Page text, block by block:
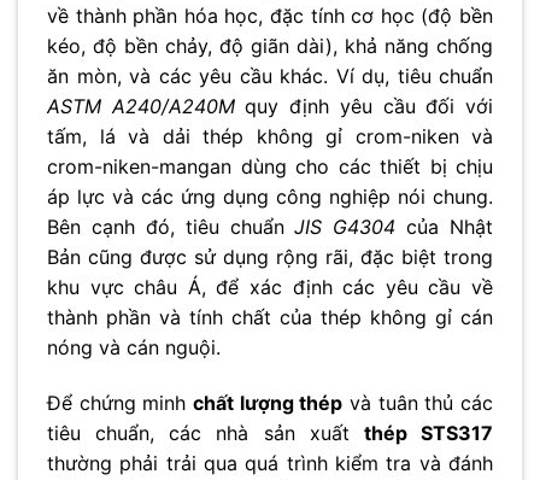
về thành phần hóa học, đặc tính cơ học (độ bền
kéo, độ bền chảy, độ giãn dài), khả năng chống
ăn mòn, và các yêu cầu khác. Ví dụ, tiêu chuẩn
ASTM A240/A240Mquy định yêu cầu đối với
tấm, lá và dải thép không gỉ crom-niken và
crom-niken-mangan dùng cho các thiết bị chịu
áp lực và các ứng dụng công nghiệp nói chung.
Bên cạnh đó, tiêu chuẩnJIS G4304 của Nhật
Bản cũng được sử dụng rộng rãi, đặc biệt trong
khu vực châu Á, để xác định các yêu cầu về
thành phần và tính chất của thép không gỉ cán
nóng và cán nguội.
Để chứng minh chất lượng thép và tuân thủ các
tiêu chuẩn, các nhà sản xuất thép STS317
thường phải trải qua quá trình kiểm tra và đánh